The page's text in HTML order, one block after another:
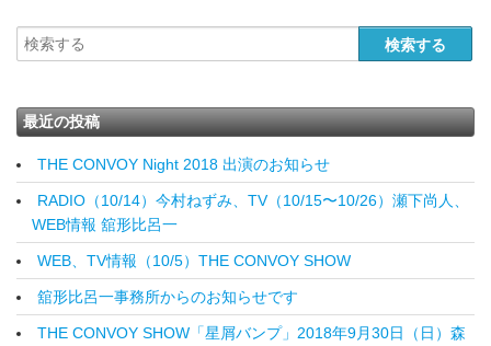
最近の投稿
THE CONVOY Night 2018 出演のお知らせ
RADIO（10/14）今村ねずみ、TV（10/15〜10/26）瀬下尚人、
WEB情報 舘形比呂一
WEB、TV情報（10/5）THE CONVOY SHOW
舘形比呂一事務所からのお知らせです
THE CONVOY SHOW「星屑バンプ」2018年9月30日（日）森